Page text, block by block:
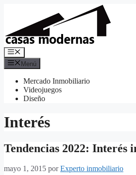
contenido
Menú
Menú
Mercado Inmobiliario
Videojuegos
Diseño
Interés
Tendencias 2022: Interés
mayo 1, 2015 porExperto inmobiliario